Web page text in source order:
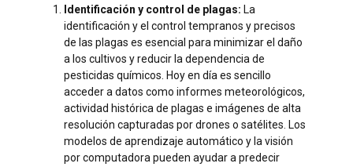
Identificación y control de plagas: La
identificación y el control tempranos y precisos
de las plagas es esencial para minimizar el daño
a los cultivos y reducir la dependencia de
pesticidas químicos. Hoy en día es sencillo
acceder a datos como informes meteorológicos,
actividad histórica de plagas e imágenes de alta
resolución capturadas por drones o satélites. Los
modelos de aprendizaje automático y la visión
por computadora pueden ayudar a predecir